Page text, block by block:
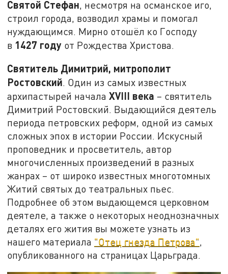
Святой Стефан, несмотря на османское иго,
строил города, возводил храмы и помогал
нуждающимся. Мирно отошёл ко Господу
в 1427 году от Рождества Христова.
Святитель Димитрий, митрополит
Ростовский. Один из самых известных
архипастырей началаXVIII века – святитель
Димитрий Ростовский. Выдающийся деятель
периода петровских реформ, одной из самых
сложных эпох в истории России. Искусный
проповедник и просветитель, автор
многочисленных произведений в разных
жанрах – от широко известных многотомных
Житий святых до театральных пьес.
Подробнее об этом выдающемся церковном
деятеле, а также о некоторых неоднозначных
деталях его жития вы можете узнать из
нашего материала "Отец гнезда Петрова",
опубликованного на страницах Царьграда.